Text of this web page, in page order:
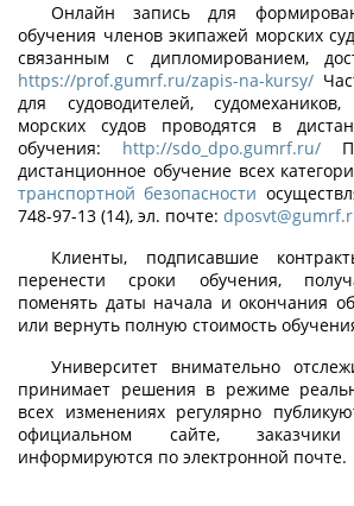
Онлайн запись для
обучения членов экипажей морских
связанным с дипломированием,
https://prof.gumrf.ru/zapis-na-kursy/
для судоводителей, судомехаников,
морских судов проводятся в
обучения: http://sdo_dpo.gumrf.ru/
дистанционное обучение всех
транспортной безопасности
748-97-13 (14), эл. почте:
Клиенты, подписавшие
перенести сроки обучения,
поменять даты начала и окончания
или вернуть полную стоимость
Университет внимательно
принимает решения в режиме
всех изменениях регулярно
официальном сайте,
информируются по электронной почте.